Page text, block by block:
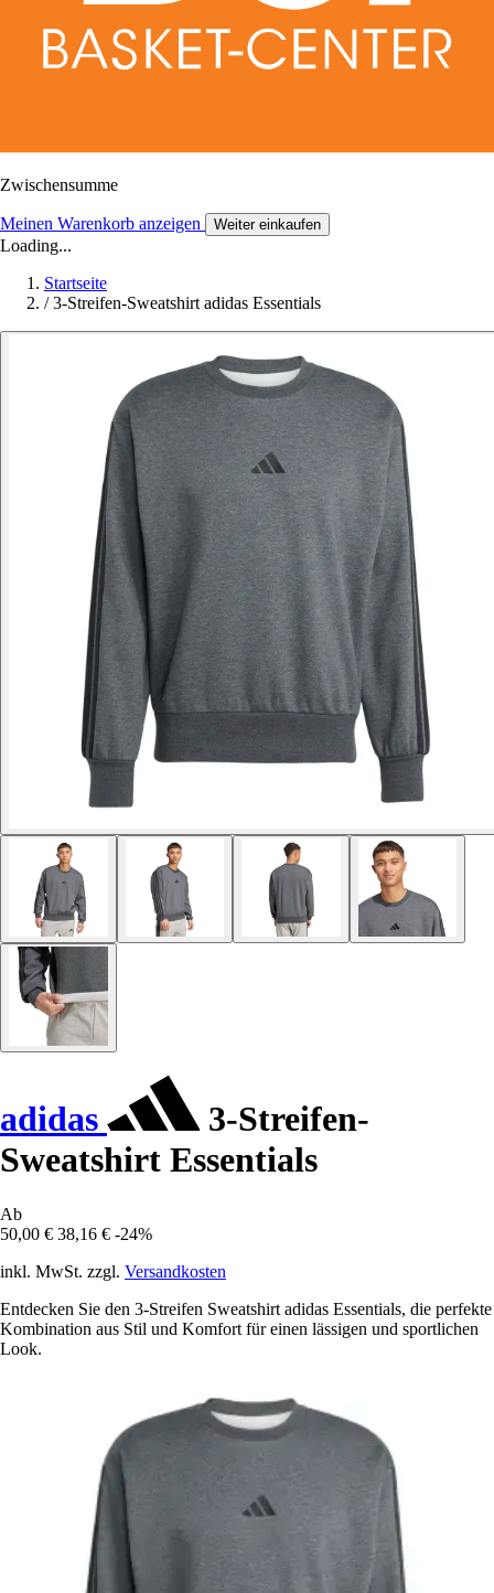
Zwischensumme
Meinen Warenkorb anzeigen Weiter einkaufen
Loading...
Startseite
/ 3-Streifen-Sweatshirt adidas Essentials
adidas
3-Streifen-
Sweatshirt Essentials
Ab
50,00 € 38,16 € -24%
inkl. MwSt. zzgl. Versandkosten
Entdecken Sie den 3-Streifen Sweatshirt adidas Essentials, die perfekte
Kombination aus Stil und Komfort für einen lässigen und sportlichen
Look.